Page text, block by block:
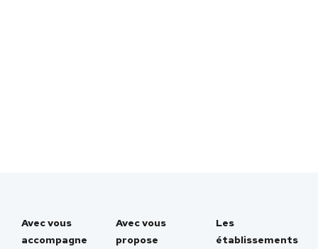
Avec vous
accompagne
Avec vous
propose
Les
établissements